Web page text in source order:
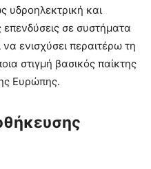
υδροηλεκτρική και
επενδύσεις σε συστήματα
ενισχύσει περαιτέρω τη
στιγμή βασικός παίκτης
Ευρώπης.